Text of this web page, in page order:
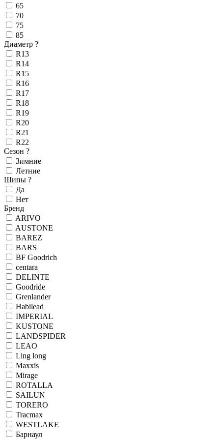
65
70
75
85
Диаметр ?
R13
R14
R15
R16
R17
R18
R19
R20
R21
R22
Сезон ?
Зимние
Летние
Шипы ?
Да
Нет
Бренд
ARIVO
AUSTONE
BAREZ
BARS
BF Goodrich
centara
DELINTE
Goodride
Grenlander
Habilead
IMPERIAL
KUSTONE
LANDSPIDER
LEAO
Ling long
Maxxis
Mirage
ROTALLA
SAILUN
TORERO
Tracmax
WESTLAKE
Барнаул